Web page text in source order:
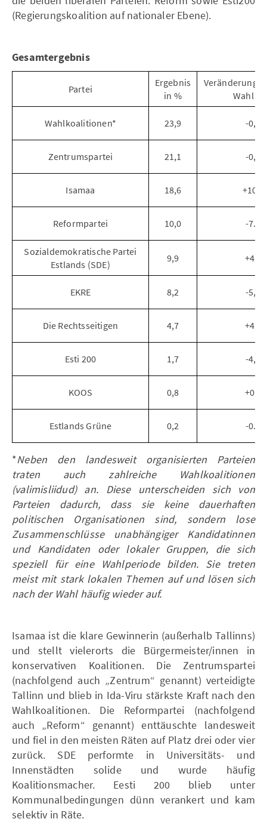
(Regierungskoalition auf nationaler Ebene).
Gesamtergebnis
Partei
Ergebnis
in %
Veränderung
Wahl in
Wahlkoalitionen* 23,9 -0,4
Zentrumspartei 21,1 -0,3
Isamaa 18,6 +10,2
Reformpartei 10,0 -7.3
Sozialdemokratische Partei
Estlands (SDE)
9,9 +4,9
EKRE 8,2 -5,0
Die Rechtsseitigen 4,7 +4,7
Esti 200 1,7 -4,3
KOOS 0,8 +0,8
Estlands Grüne 0,2 -0.9
*Neben den landesweit organisierten Parteien
traten auch zahlreiche Wahlkoalitionen
(valimisliidud) an. Diese unterscheiden sich von
Parteien dadurch, dass sie keine dauerhaften
politischen Organisationen sind, sondern lose
Zusammenschlüsse unabhängiger Kandidatinnen
und Kandidaten oder lokaler Gruppen, die sich
speziell für eine Wahlperiode bilden. Sie treten
meist mit stark lokalen Themen auf und lösen sich
nach der Wahl häufig wieder auf.
Isamaa ist die klare Gewinnerin (außerhalb Tallinns)
und stellt vielerorts die Bürgermeister/innen in
konservativen Koalitionen. Die Zentrumspartei
(nachfolgend auch „Zentrum“ genannt) verteidigte
Tallinn und blieb in Ida-Viru stärkste Kraft nach den
Wahlkoalitionen. Die Reformpartei (nachfolgend
auch „Reform“ genannt) enttäuschte landesweit
und fiel in den meisten Räten auf Platz drei oder vier
zurück. SDE performte in Universitäts- und
Innenstädten solide und wurde häufig
Koalitionsmacher. Eesti 200 blieb unter
Kommunalbedingungen dünn verankert und kam
selektiv in Räte.